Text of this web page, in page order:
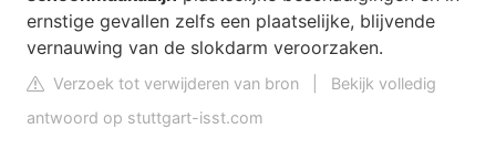
ernstige gevallen zelfs een plaatselijke, blijvende
vernauwing van de slokdarm veroorzaken.
Verzoek tot verwijderen van bron
Bekijk volledig
antwoord op stuttgart-isst.com